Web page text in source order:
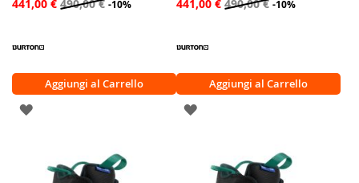
441,00 € 490,00 € -10%
Aggiungi al Carrello
AGGIUNGI
LISTA
441,00 € 490,00 € -10%
Aggiungi al Carrello
AGGIUNGI
LISTA